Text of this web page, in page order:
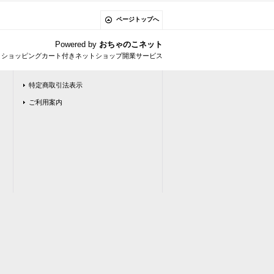
ページトップへ
Powered by おちゃのこネット
ョッピングカート付きネットショップ開業サービス
特定商取引法表示
ご利用案内